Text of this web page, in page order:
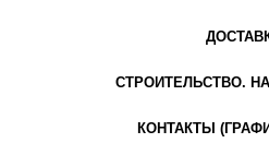
СТРОИТЕЛЬСТВО.
КОНТАКТЫ